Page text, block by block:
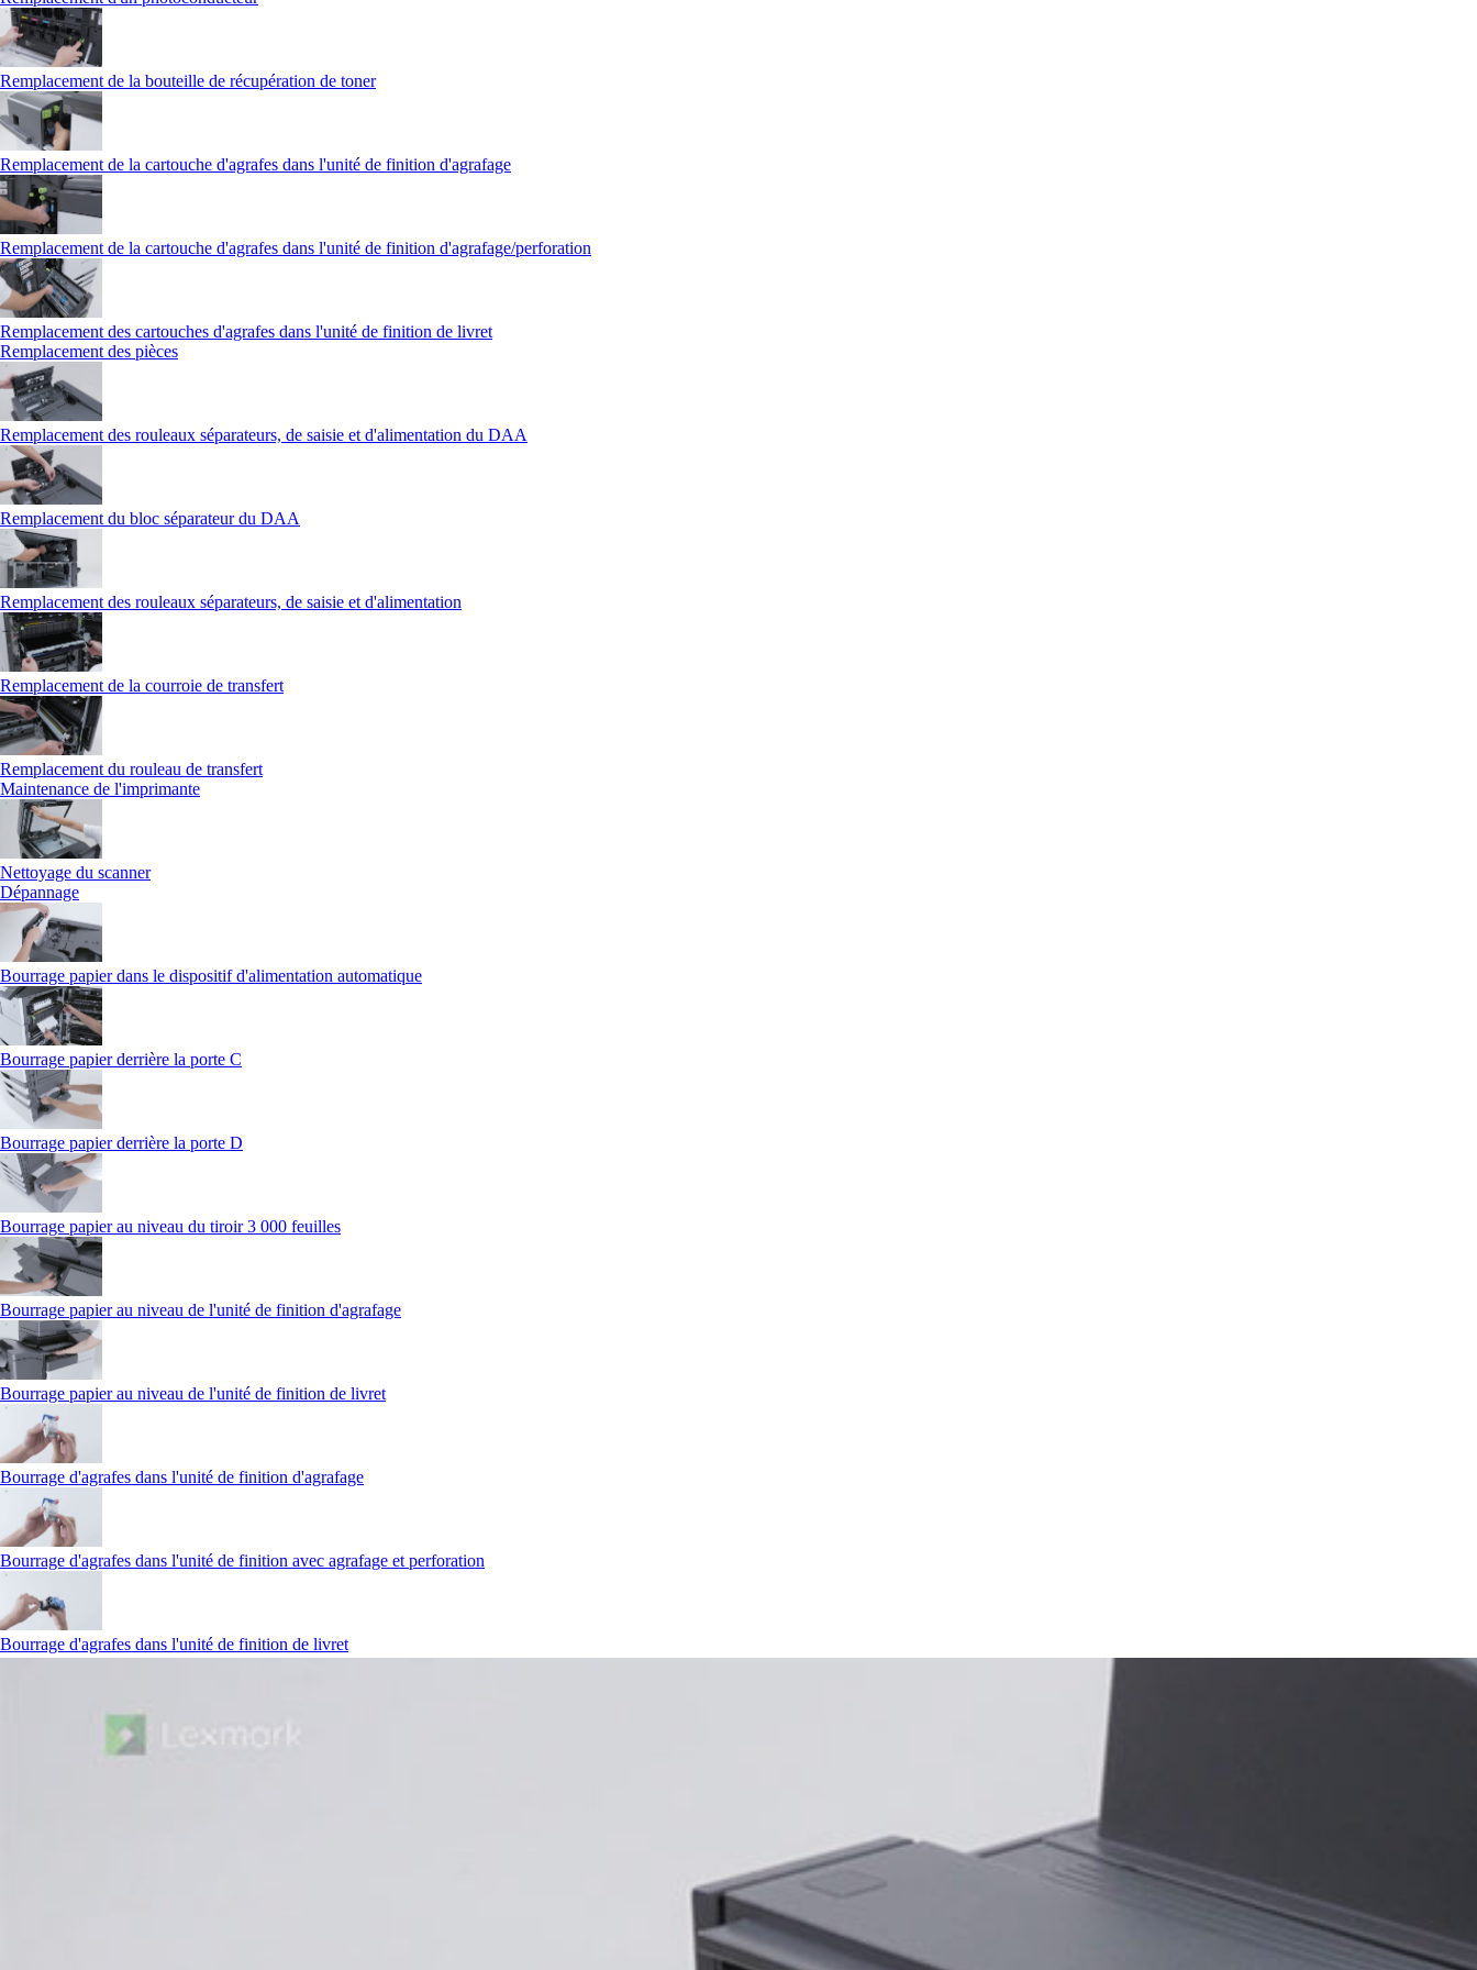
Remplacement de la bouteille de récupération de toner
Remplacement de la cartouche d'agrafes dans l'unité de finition d'agrafage
Remplacement de la cartouche d'agrafes dans l'unité de finition d'agrafage/perforation
Remplacement des cartouches d'agrafes dans l'unité de finition de livret
Remplacement des pièces
Remplacement des rouleaux séparateurs, de saisie et d'alimentation du DAA
Remplacement du bloc séparateur du DAA
Remplacement des rouleaux séparateurs, de saisie et d'alimentation
Remplacement de la courroie de transfert
Remplacement du rouleau de transfert
Maintenance de l'imprimante
Nettoyage du scanner
Dépannage
Bourrage papier dans le dispositif d'alimentation automatique
Bourrage papier derrière la porte C
Bourrage papier derrière la porte D
Bourrage papier au niveau du tiroir 3 000 feuilles
Bourrage papier au niveau de l'unité de finition d'agrafage
Bourrage papier au niveau de l'unité de finition de livret
Bourrage d'agrafes dans l'unité de finition d'agrafage
Bourrage d'agrafes dans l'unité de finition avec agrafage et perforation
Bourrage d'agrafes dans l'unité de finition de livret